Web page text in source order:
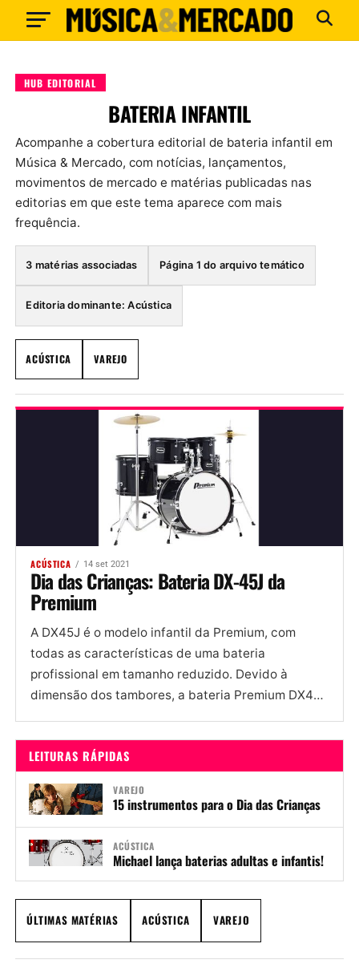
HUB EDITORIAL
BATERIA INFANTIL
Acompanhe a cobertura editorial de bateria infantil em
Música & Mercado, com notícias, lançamentos,
movimentos de mercado e matérias publicadas nas
editorias em que este tema aparece com mais
frequência.
3 matérias associadas Página 1 do arquivo temático
Editoria dominante: Acústica
ACÚSTICA VAREJO
ACÚSTICA 14 set 2021
Dia das Crianças: Bateria DX-45J da
Premium
A DX45J é o modelo infantil da Premium, com
todas as características de uma bateria
profissional em tamanho reduzido. Devido à
dimensão dos tambores, a bateria Premium DX45J
LEITURAS RÁPIDAS
VAREJO
15 instrumentos para o Dia das Crianças
ACÚSTICA
Michael lança baterias adultas e infantis!
ÚLTIMAS MATÉRIAS ACÚSTICA VAREJO